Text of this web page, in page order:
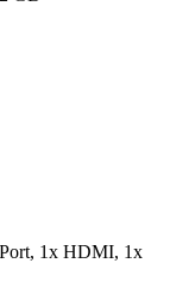
1x HDMI, 1x